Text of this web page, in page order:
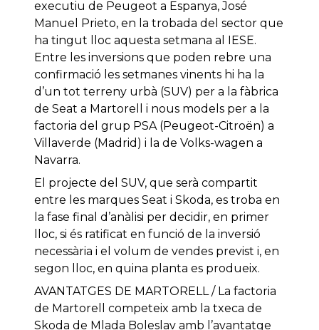
executiu de Peugeot a Espanya, José
Manuel Prieto, en la trobada del sector que
ha tingut lloc aquesta setmana al IESE.
Entre les inversions que poden rebre una
confirmació les setmanes vinents hi ha la
d’un tot terreny urbà (SUV) per a la fàbrica
de Seat a Martorell i nous models per a la
factoria del grup PSA (Peugeot-Citroën) a
Villaverde (Madrid) i la de Volks-wagen a
Navarra.
El projecte del SUV, que serà compartit
entre les marques Seat i Skoda, es troba en
la fase final d’anàlisi per decidir, en primer
lloc, si és ratificat en funció de la inversió
necessària i el volum de vendes previst i, en
segon lloc, en quina planta es produeix.
AVANTATGES DE MARTORELL / La factoria
de Martorell competeix amb la txeca de
Skoda de Mlada Boleslav amb l’avantatge